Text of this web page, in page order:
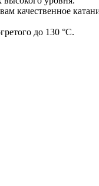
качественное
до 130 °С.